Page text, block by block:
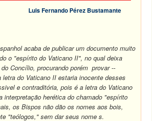
Luis Fernando Pérez Bustamante
acaba de publicar um documento muito
o "espírito do Vaticano II", no qual deixa
Concílio, procurando porém provar --
letra do Vaticano II estaria inocente desses
e contraditória, pois é a letra do Vaticano
interpretação herética do chamado "espírito
os Bispos não dão os nomes aos bois,
"teólogos," sem dar seus nome s.